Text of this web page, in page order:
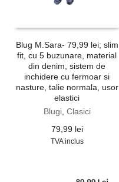
Blug M.Sara- 79,99 lei; slim
fit, cu 5 buzunare, material
din denim, sistem de
inchidere cu fermoar si
nasture, talie normala, usor
elastici
Blugi, Clasici
79,99 lei
TVA inclus